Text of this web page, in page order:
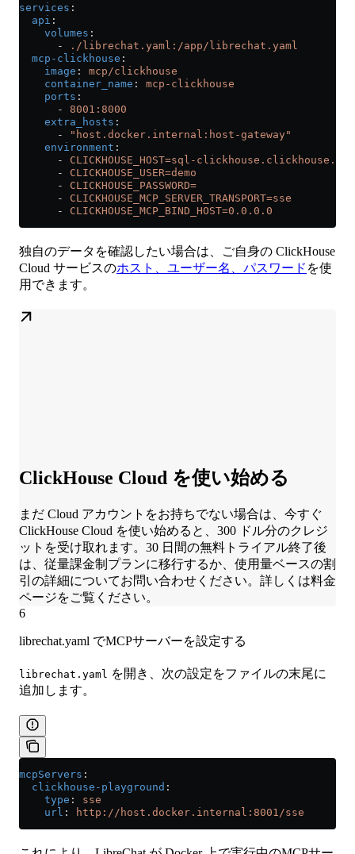
services :
  api
:
    volumes
:
      -
./librechat.yaml:/app/librechat.yaml
  mcp-clickhouse
:
    image
: mcp/clickhouse
    container_name
: mcp-clickhouse
    ports
:
      -
8001:8000
    extra_hosts
:
      -
"host.docker.internal:host-gateway"
    environment
:
      -
CLICKHOUSE_HOST=sql-clickhouse.clickhouse.com
      -
CLICKHOUSE_USER=demo
      -
CLICKHOUSE_PASSWORD=
      -
CLICKHOUSE_MCP_SERVER_TRANSPORT=sse
      -
CLICKHOUSE_MCP_BIND_HOST=0.0.0.0
独自のデータを確認したい場合は、ご自身の ClickHouse
Cloud サービスのホスト、ユーザー名、パスワード を使
用できます。
ClickHouse Cloud を使い始める
まだ Cloud アカウントをお持ちでない場合は、今すぐ
ClickHouse Cloud を使い始めると、300 ドル分のクレジ
ットを受け取れます。30 日間の無料トライアル終了後
は、従量課金制プランに移行するか、使用量ベースの割
引の詳細についてお問い合わせください。詳しくは料金
ページをご覧ください。
6
librechat.yaml でMCPサーバーを設定する
librechat.yaml を開き、次の設定をファイルの末尾に
追加します。
mcpServers :
  clickhouse-playground
:
    type
: sse
    url
: http://host.docker.internal:8001/sse